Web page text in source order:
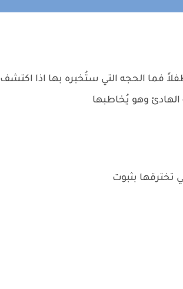
فما الحجه التي ستُخبره بها اذا اكتشف
وهو يُخاطبها
تخترقها بثبوت